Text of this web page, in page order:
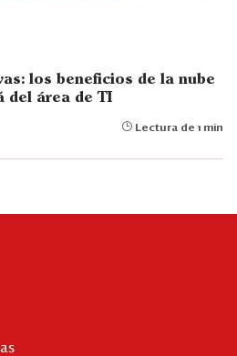
los beneficios de la nube
del área de TI
Lectura de 1 min